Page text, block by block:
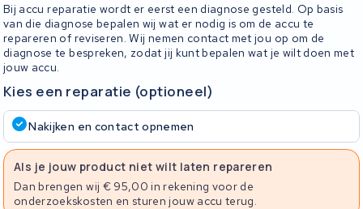
Bij accu reparatie wordt er eerst een diagnose gesteld. Op basis
van die diagnose bepalen wij wat er nodig is om de accu te
repareren of reviseren. Wij nemen contact met jou op om de
diagnose te bespreken, zodat jij kunt bepalen wat je wilt doen met
jouw accu.
Kies een reparatie (optioneel)
Nakijken en contact opnemen
Als je jouw product niet wilt laten repareren
Dan brengen wij € 95,00 in rekening voor de
onderzoekskosten en sturen jouw accu terug.